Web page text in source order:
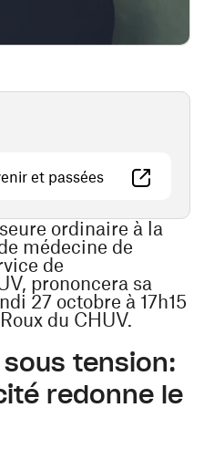
et passées(opens in a
ordinaire à la
médecine de
de
prononcera sa
27 octobre à 17h15
du CHUV.
tension:
redonne le